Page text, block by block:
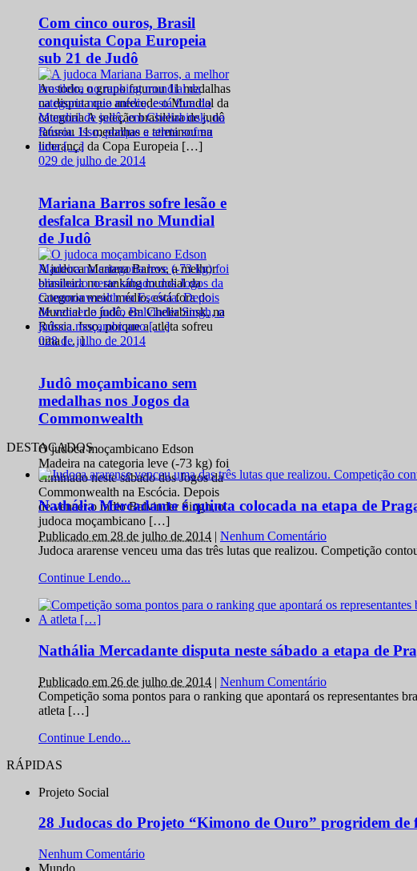
Com cinco ouros, Brasil
conquista Copa Europeia
sub 21 de Judô
Ao todo, o grupo faturou 11 medalhas
na disputa que antecede o Mundial da
categoria A seleção brasileira de judô
faturou 11 medalhas e terminou na
liderança da Copa Europeia […]
029 de julho de 2014
Mariana Barros sofre lesão e
desfalca Brasil no Mundial
de Judô
A judoca Mariana Barros, a melhor
brasileira no ranking mundial da
categoria meio médio, está fora do
Mundial de judô, em Cheliabinsk, na
Rússia. Isso, porque a atleta sofreu
uma […]
028 de julho de 2014
Judô moçambicano sem
medalhas nos Jogos da
Commonwealth
O judoca moçambicano Edson
Madeira na categoria leve (-73 kg) foi
eliminado neste sábado dos Jogos da
Commonwealth na Escócia. Depois
de vencer o índio Balvinder Singh, o
judoca moçambicano […]
DESTACADOS
Nathália Mercadante é quinta colocada na etapa de
Publicado em 28 de julho de 2014 | Nenhum Comentário
Judoca ararense venceu uma das três lutas que realizou. Competição
Continue Lendo...
Nathália Mercadante disputa neste sábado a etapa de
Publicado em 26 de julho de 2014 | Nenhum Comentário
Competição soma pontos para o ranking que apontará os representantes
atleta […]
Continue Lendo...
RÁPIDAS
Projeto Social
28 Judocas do Projeto “Kimono de Ouro” progridem de
Nenhum Comentário
Mundo